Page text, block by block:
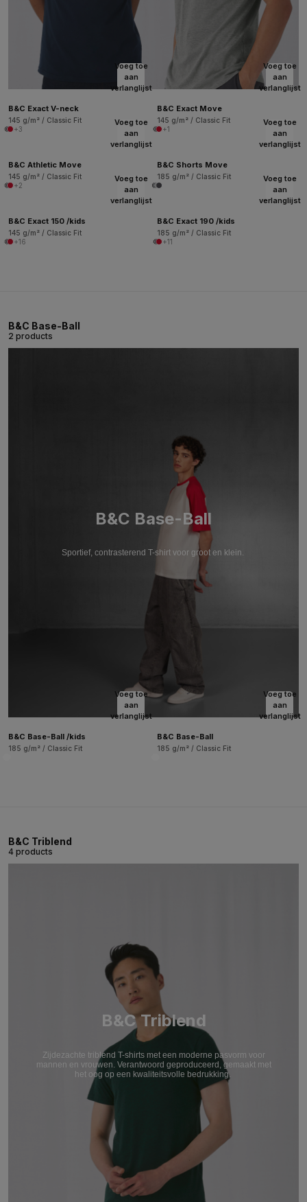
Voeg toe
aan
verlanglijst
B&C Exact V-neck
145 g/m² / Classic Fit
+3
Voeg toe
aan
verlanglijst
B&C Exact Move
145 g/m² / Classic Fit
+1
Voeg toe
aan
verlanglijst
B&C Athletic Move
145 g/m² / Classic Fit
+2
Voeg toe
aan
verlanglijst
B&C Shorts Move
185 g/m² / Classic Fit
Voeg toe
aan
verlanglijst
B&C Exact 150 /kids
145 g/m² / Classic Fit
+16
Voeg toe
aan
verlanglijst
B&C Exact 190 /kids
185 g/m² / Classic Fit
+11
B&C Base-Ball
2 products
B&C Base-Ball
Sportief, contrasterend T-shirt voor groot en klein.
Voeg toe
aan
verlanglijst
B&C Base-Ball /kids
185 g/m² / Classic Fit
Voeg toe
aan
verlanglijst
B&C Base-Ball
185 g/m² / Classic Fit
B&C Triblend
4 products
B&C Triblend
Zijdezachte triblend T-shirts met een moderne pasvorm voor
mannen en vrouwen. Verantwoord geproduceerd, gemaakt met
het oog op een kwaliteitsvolle bedrukking.